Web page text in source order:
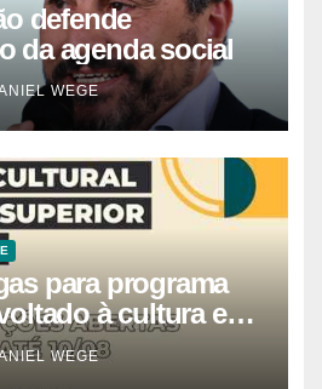
defende
da agenda social
WEGE
para programa
à cultura e
WEGE